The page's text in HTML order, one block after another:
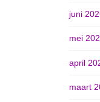
juni
mei
april
maart